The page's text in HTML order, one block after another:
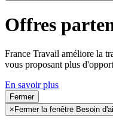
Offres
France Travail améliore la
vous proposant plus
En savoir plus
Fermer
× Fermer la fenêtre Besoin